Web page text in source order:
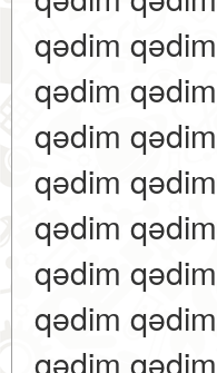
qədim
qədim
qədim
qədim
qədim
qədim
qədim
qədim